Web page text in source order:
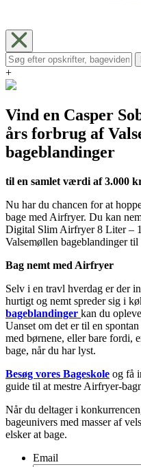
+
Vind en Casper
års forbrug af
bageblandinger
til en samlet værdi af 3.000
Nu har du chancen for at
bage med Airfryer. Du kan
Digital Slim Airfryer 8 Liter –
Valsemøllen bageblandinger
Bag nemt med Airfryer
Selv i en travl hverdag er der
hurtigt og nemt spreder sig i
bageblandinger kan du
Uanset om det er til en
med børnene, eller bare fordi,
bage, når du har lyst.
Besøg vores Bageskole og få
guide til at mestre Airfryer-
Når du deltager i
bageunivers med masser af
elsker at bage.
Email